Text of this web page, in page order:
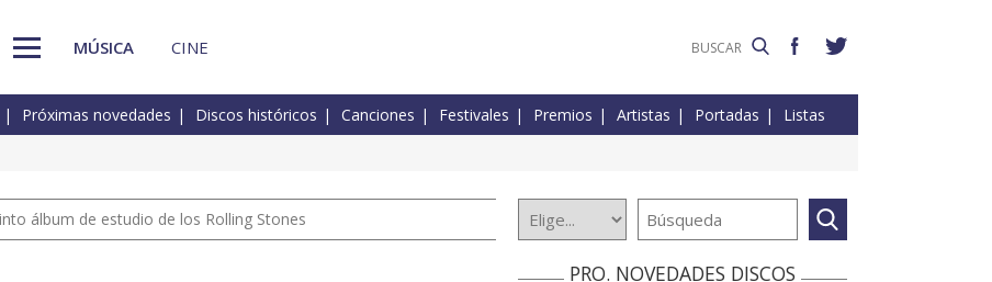
MÚSICA CINE
Próximas novedades Discos históricos Canciones Festivales Premios Artistas Portadas Listas
álbum de estudio de los Rolling Stones
PRO. NOVEDADES DISCOS